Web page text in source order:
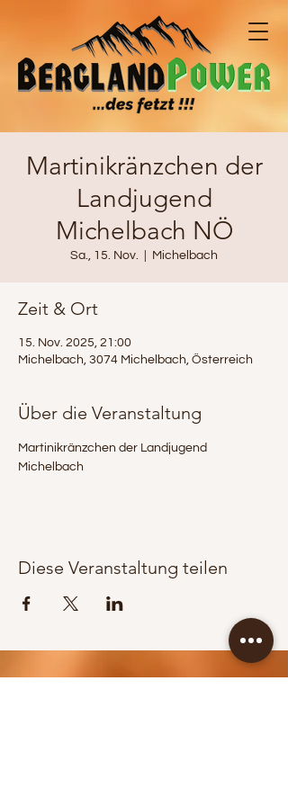
Martinikränzchen der
Landjugend
Michelbach NÖ
Sa., 15. Nov. Michelbach
Zeit & Ort
15. Nov. 2025, 21:00
Michelbach, 3074 Michelbach, Österreich
Über die Veranstaltung
Martinikränzchen der Landjugend
Michelbach
Diese Veranstaltung teilen